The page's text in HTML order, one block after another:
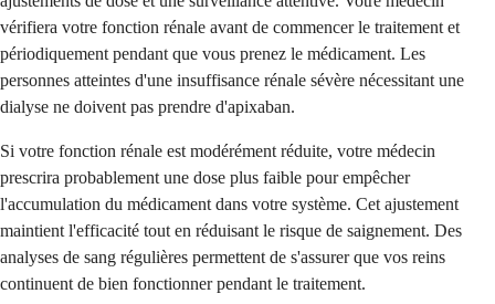
vérifiera votre fonction rénale avant de commencer le traitement et
périodiquement pendant que vous prenez le médicament. Les
personnes atteintes d'une insuffisance rénale sévère nécessitant une
dialyse ne doivent pas prendre d'apixaban.
Si votre fonction rénale est modérément réduite, votre médecin
prescrira probablement une dose plus faible pour empêcher
l'accumulation du médicament dans votre système. Cet ajustement
maintient l'efficacité tout en réduisant le risque de saignement. Des
analyses de sang régulières permettent de s'assurer que vos reins
continuent de bien fonctionner pendant le traitement.